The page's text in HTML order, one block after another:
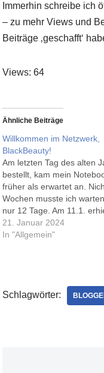
Immerhin schreibe ich
– zu mehr Views und
Beiträge ‚geschafft‘
Views: 64
Ähnliche Beiträge
Willkommen im Netzwerk,
BlackBeauty!
Am letzten Tag des alten
bestellt, kam mein
früher als erwartet an.
Wochen musste ich
nur 12 Tage. Am 11.1.
Mail von FundK in
(Werbung, gern, aber
21. Januar 2024
In "Allgemein"
Schlagwörter: